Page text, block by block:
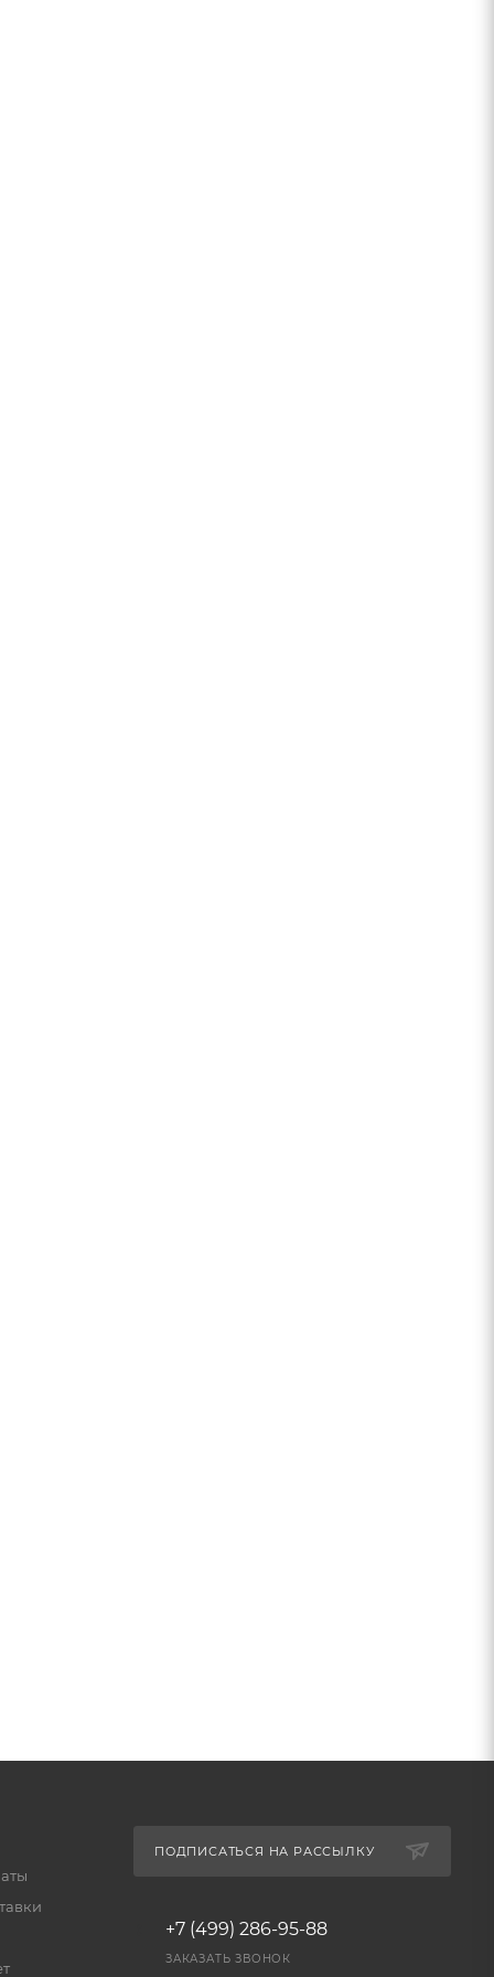
ПОДПИСАТЬСЯ НА РАССЫЛКУ
+7 (499) 286-95-88
ЗАКАЗАТЬ ЗВОНОК